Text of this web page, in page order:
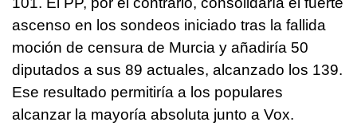
ascenso en los sondeos iniciado tras la fallida
moción de censura de Murcia y añadiría 50
diputados a sus 89 actuales, alcanzado los 139.
Ese resultado permitiría a los populares
alcanzar la mayoría absoluta junto a Vox.